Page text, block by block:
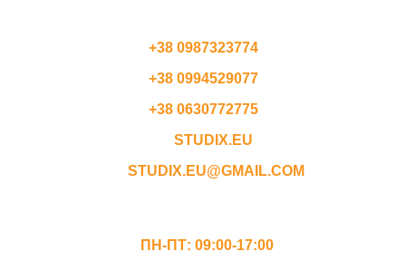
+38 0987323774
+38 0994529077
+38 0630772775
STUDIX.EU
STUDIX.EU@GMAIL.COM
ПН-ПТ: 09:00-17:00